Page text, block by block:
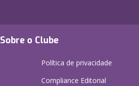
Sobre o Clube
Política de privacidade
Compliance Editorial